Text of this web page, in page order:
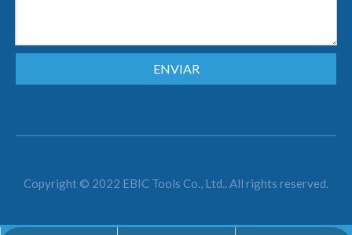
ENVIAR
Copyright © 2022 EBIC Tools Co., Ltd.. All rights reserved.